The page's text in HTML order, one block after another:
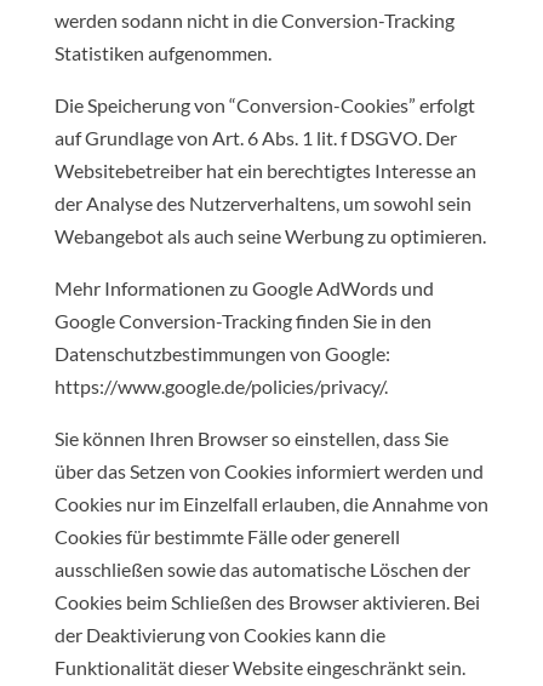
werden sodann nicht in die Conversion-Tracking
Statistiken aufgenommen.
Die Speicherung von “Conversion-Cookies” erfolgt
auf Grundlage von Art. 6 Abs. 1 lit. f DSGVO. Der
Websitebetreiber hat ein berechtigtes Interesse an
der Analyse des Nutzerverhaltens, um sowohl sein
Webangebot als auch seine Werbung zu optimieren.
Mehr Informationen zu Google AdWords und
Google Conversion-Tracking finden Sie in den
Datenschutzbestimmungen von Google:
https://www.google.de/policies/privacy/.
Sie können Ihren Browser so einstellen, dass Sie
über das Setzen von Cookies informiert werden und
Cookies nur im Einzelfall erlauben, die Annahme von
Cookies für bestimmte Fälle oder generell
ausschließen sowie das automatische Löschen der
Cookies beim Schließen des Browser aktivieren. Bei
der Deaktivierung von Cookies kann die
Funktionalität dieser Website eingeschränkt sein.